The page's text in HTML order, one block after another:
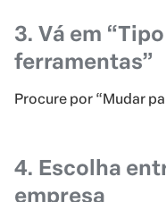
3. Vá em
ferramentas”
Procure por “Mudar
4. Escolha
empresa